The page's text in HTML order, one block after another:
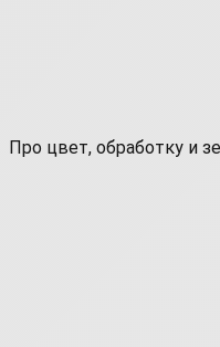
Про цвет, обработку и